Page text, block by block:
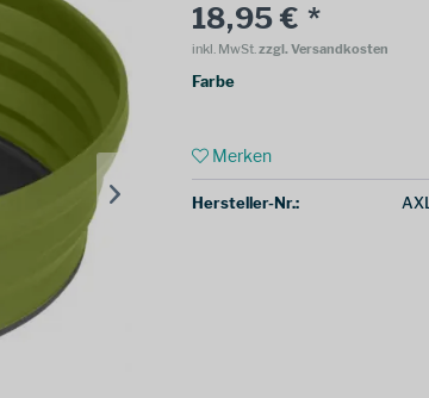
18,95 € *
inkl. MwSt.zzgl. Versandkosten
Farbe
Merken
Hersteller-Nr.: